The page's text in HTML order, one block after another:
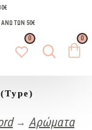
ΤΩΝ 50€
0 0
Αρώματα